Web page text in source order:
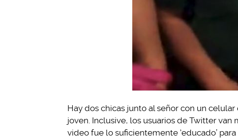
Hay dos chicas junto al señor con un
joven. Inclusive, los usuarios de Twitter van
video fue lo suficientemente ‘educado’